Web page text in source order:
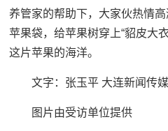
养管家的帮助下，大家伙热情
苹果袋，给苹果树穿上“貂皮大
这片苹果的海洋。
文字：张玉平 大连新闻传
图片由受访单位提供